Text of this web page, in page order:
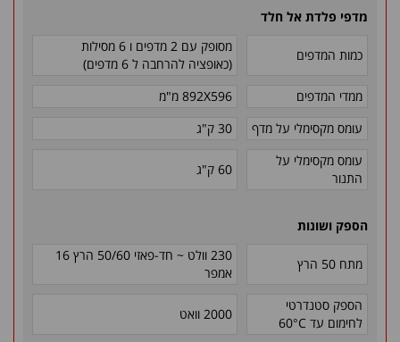
מדפי פלדת אל חלד
כמות המדפים
מסופק עם 2 מדפים ו 6 מסילות
(כאופציה להרחבה ל 6 מדפים)
ממדי המדפים
892X596 מ"מ
עומס מקסימלי על מדף
30 ק"ג
עומס מקסימלי על
התנור
60 ק"ג
הספק ושונות
מתח 50 הרץ
230 וולט ~ חד-פאזי 50/60 הרץ 16
אמפר
הספק סטנדרטי
לחימום עד 60°C
2000 וואט